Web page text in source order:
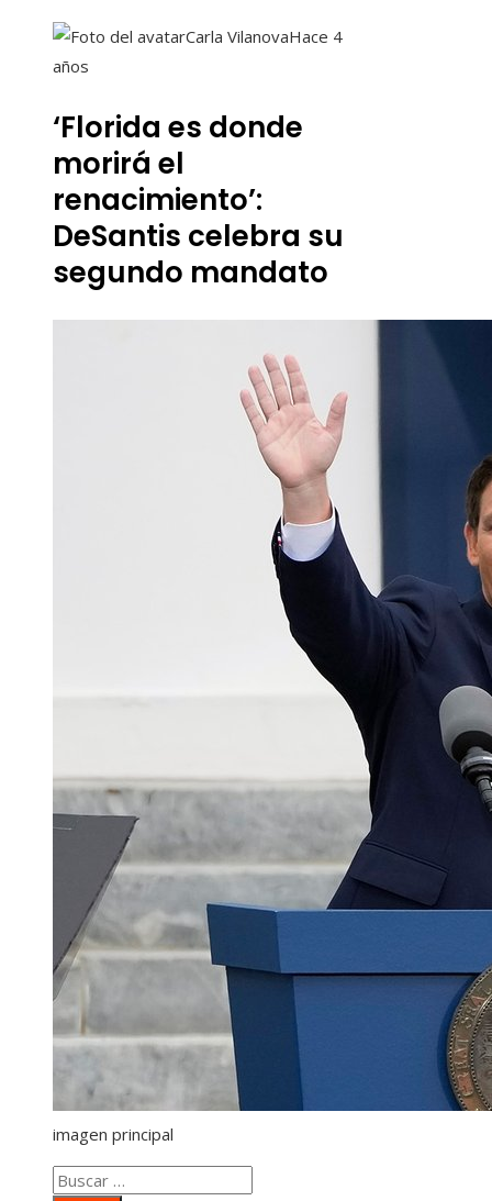
Carla VilanovaHace 4
años
‘Florida es donde
morirá el
renacimiento’:
DeSantis celebra su
segundo mandato
imagen principal
Buscar: